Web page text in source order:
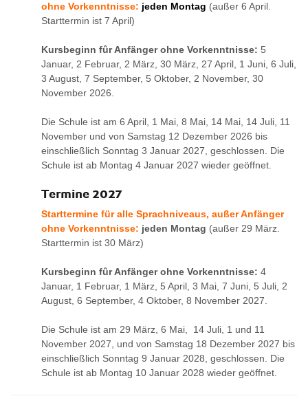
ohne Vorkenntnisse: jeden Montag (außer 6 April.
Starttermin ist 7 April)
Kursbeginn fûr Anfänger ohne Vorkenntnisse: 5
Januar, 2 Februar, 2 März, 30 März, 27 April, 1 Juni, 6 Juli,
3 August, 7 September, 5 Oktober, 2 November, 30
November 2026.
Die Schule ist am 6 April, 1 Mai, 8 Mai, 14 Mai, 14 Juli, 11
November und von Samstag 12 Dezember 2026 bis
einschließlich Sonntag 3 Januar 2027, geschlossen. Die
Schule ist ab Montag 4 Januar 2027 wieder geöffnet.
Termine 2027
Starttermine für alle Sprachniveaus, außer Anfänger
ohne Vorkenntnisse: jeden Montag (außer 29 März.
Starttermin ist 30 März)
Kursbeginn fûr Anfänger ohne Vorkenntnisse: 4
Januar, 1 Februar, 1 März, 5 April, 3 Mai, 7 Juni, 5 Juli, 2
August, 6 September, 4 Oktober, 8 November 2027.
Die Schule ist am 29 März, 6 Mai, 14 Juli, 1 und 11
November 2027, und von Samstag 18 Dezember 2027 bis
einschließlich Sonntag 9 Januar 2028, geschlossen. Die
Schule ist ab Montag 10 Januar 2028 wieder geöffnet.